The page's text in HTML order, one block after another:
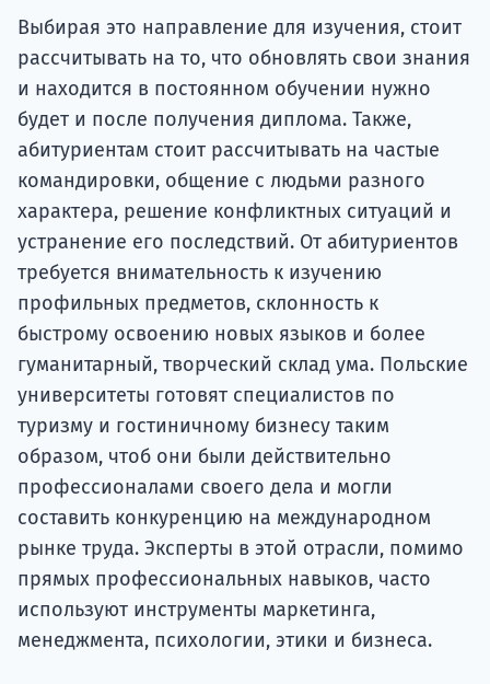
Выбирая это направление для изучения, стоит
рассчитывать на то, что обновлять свои знания
и находится в постоянном обучении нужно
будет и после получения диплома. Также,
абитуриентам стоит рассчитывать на частые
командировки, общение с людьми разного
характера, решение конфликтных ситуаций и
устранение его последствий. От абитуриентов
требуется внимательность к изучению
профильных предметов, склонность к
быстрому освоению новых языков и более
гуманитарный, творческий склад ума. Польские
университеты готовят специалистов по
туризму и гостиничному бизнесу таким
образом, чтоб они были действительно
профессионалами своего дела и могли
составить конкуренцию на международном
рынке труда. Эксперты в этой отрасли, помимо
прямых профессиональных навыков, часто
используют инструменты маркетинга,
менеджмента, психологии, этики и бизнеса.